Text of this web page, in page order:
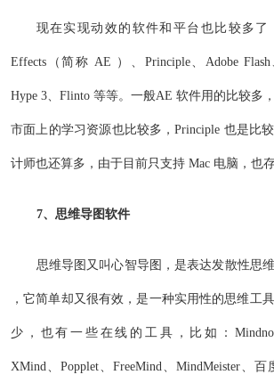
现在实现动效的软件和平台也比较多了
Effects（简称 AE ）、Principle、Adobe Flash
Hype 3、Flinto 等等。一般AE 软件用的比较多
市面上的学习资源也比较多，Principle 也是比
计师也还算多，由于目前只支持 Mac 电脑，也
7、思维导图软件
思维导图又叫心智导图，是表达发散性思
，它简单却又很有效，是一种实用性的思维工
少，也有一些在线的工具，比如：
XMind、Popplet、FreeMind、MindMeister、